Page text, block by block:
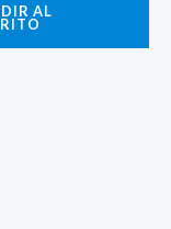
AL